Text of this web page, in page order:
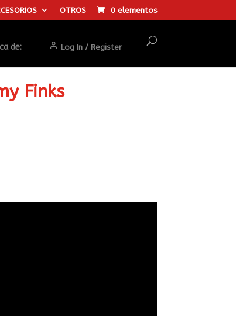
OTROS 0 elementos
de: Log In / Register
Finks